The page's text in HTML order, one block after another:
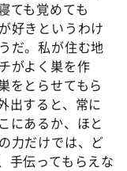
ても覚めても
好きというわけ
だ。私が住む地
がよく巣を作
をとらせてもら
出すると、常に
にあるか、ほと
力だけでは、ど
手伝ってもらえな